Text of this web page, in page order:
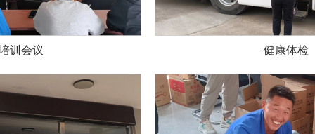
训会议 健康体检